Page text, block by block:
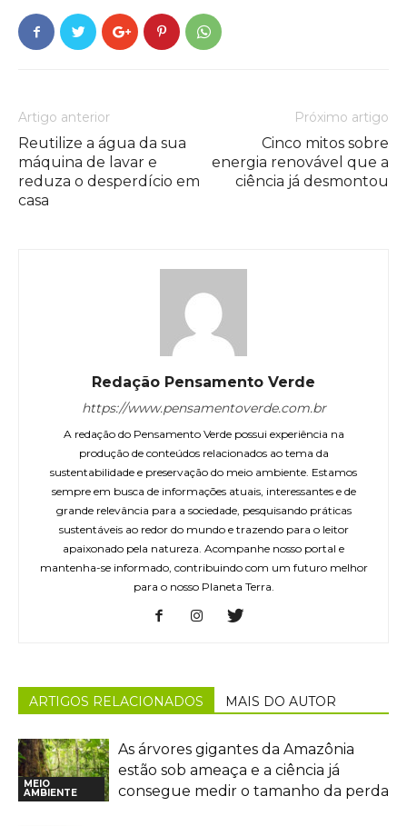
Artigo anterior
Reutilize a água da sua
máquina de lavar e
reduza o desperdício em
casa
Próximo artigo
Cinco mitos sobre
energia renovável que a
ciência já desmontou
Redação Pensamento Verde
https://www.pensamentoverde.com.br
A redação do Pensamento Verde possui experiência na
produção de conteúdos relacionados ao tema da
sustentabilidade e preservação do meio ambiente. Estamos
sempre em busca de informações atuais, interessantes e de
grande relevância para a sociedade, pesquisando práticas
sustentáveis ao redor do mundo e trazendo para o leitor
apaixonado pela natureza. Acompanhe nosso portal e
mantenha-se informado, contribuindo com um futuro melhor
para o nosso Planeta Terra.
ARTIGOS RELACIONADOS MAIS DO AUTOR
MEIO
AMBIENTE
As árvores gigantes da Amazônia
estão sob ameaça e a ciência já
consegue medir o tamanho da perda